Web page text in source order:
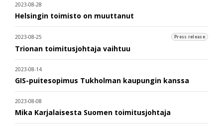
2023-08-28
Helsingin toimisto on muuttanut
2023-08-25 Press release
Trionan toimitusjohtaja vaihtuu
2023-08-14
GIS-puitesopimus Tukholman kaupungin kanssa
2023-08-08
Mika Karjalaisesta Suomen toimitusjohtaja